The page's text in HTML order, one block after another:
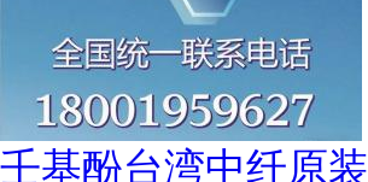
壬基酚台湾中纤原装